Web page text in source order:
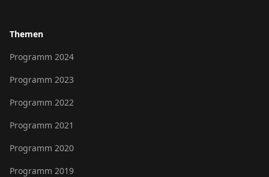
Themen
Programm 2024
Programm 2023
Programm 2022
Programm 2021
Programm 2020
Programm 2019